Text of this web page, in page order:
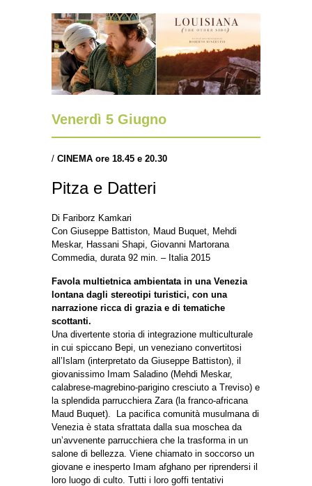
Venerdì 5 Giugno
/ CINEMA ore 18.45 e 20.30
Pitza e Datteri
Di Fariborz Kamkari
Con Giuseppe Battiston, Maud Buquet, Mehdi
Meskar, Hassani Shapi, Giovanni Martorana
Commedia, durata 92 min. – Italia 2015
Favola multietnica ambientata in una Venezia
lontana dagli stereotipi turistici, con una
narrazione ricca di grazia e di tematiche
scottanti.
Una divertente storia di integrazione multiculturale
in cui spiccano Bepi, un veneziano convertitosi
all’Islam (interpretato da Giuseppe Battiston), il
giovanissimo Imam Saladino (Mehdi Meskar,
calabrese-magrebino-parigino cresciuto a Treviso) e
la splendida parrucchiera Zara (la franco-africana
Maud Buquet). La pacifica comunità musulmana di
Venezia è stata sfrattata dalla sua moschea da
un’avvenente parrucchiera che la trasforma in un
salone di bellezza. Viene chiamato in soccorso un
giovane e inesperto Imam afghano per riprendersi il
loro luogo di culto. Tutti i loro goffi tentativi